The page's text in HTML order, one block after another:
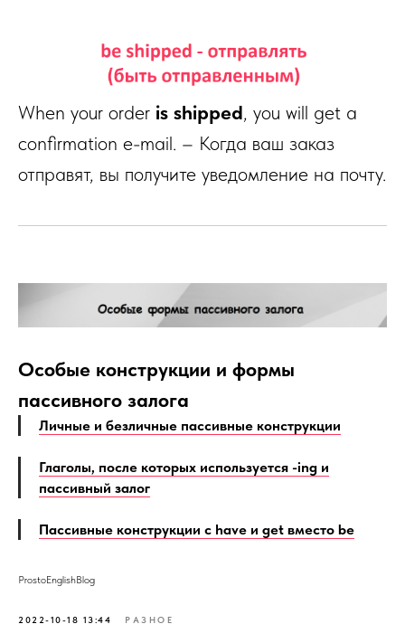
When your order is shipped, you will get a
confirmation e-mail. – Когда ваш заказ
отправят, вы получите уведомление на почту.
Особые конструкции и формы
пассивного залога
Личные и безличные пассивные конструкции
Глаголы, после которых используется -ing и
пассивный залог
Пассивные конструкции с have и get вместо be
ProstoEnglishBlog
2022-10-18 13:44 РАЗНОЕ